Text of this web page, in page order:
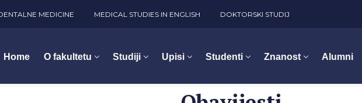
MEDICINE MEDICAL STUDIES IN ENGLISH DOKTORSKI STUDIJ
Home O fakultetu Studiji Upisi Studenti Znanost Alumni